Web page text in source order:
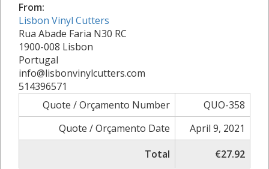
From:
Lisbon Vinyl Cutters
Rua Abade Faria N30 RC
1900-008 Lisbon
Portugal
info@lisbonvinylcutters.com
514396571
Quote / Orçamento Number
QUO-358
Quote / Orçamento Date
April 9, 2021
Total
€27.92